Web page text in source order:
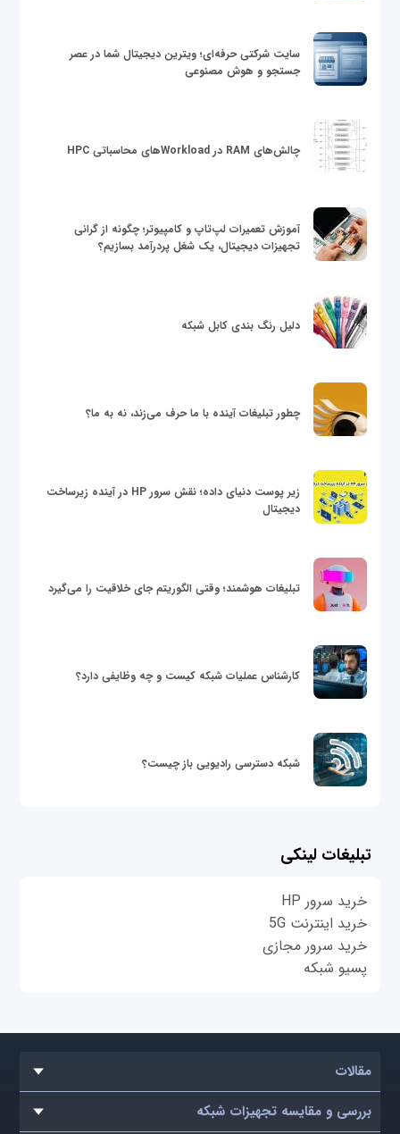
سایت شرکتی حرفه‌ای؛ ویترین دیجیتال شما در عصر
جستجو و هوش مصنوعی
چالش‌های RAM در Workloadهای محاسباتی HPC
آموزش تعمیرات لپ‌تاپ و کامپیوتر؛ چگونه از گرانی
تجهیزات دیجیتال، یک شغل پردرآمد بسازیم؟
دلیل رنگ بندی کابل شبکه
چطور تبلیغات آینده با ما حرف می‌زند، نه به ما؟
زیر پوست دنیای داده؛ نقش سرور HP در آینده زیرساخت
دیجیتال
تبلیغات هوشمند؛ وقتی الگوریتم جای خلاقیت را می‌گیرد
کارشناس عملیات شبکه کیست و چه وظایفی دارد؟
شبکه دسترسی رادیویی باز چیست؟
تبلیغات لینکی
خرید سرور HP
خرید اینترنت 5G
خرید سرور مجازی
پسیو شبکه
مقالات
بررسی و مقایسه تجهیزات شبکه